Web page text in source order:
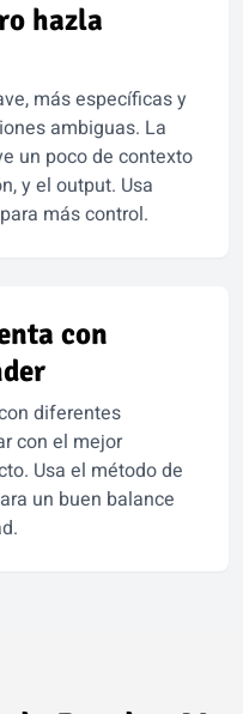
hazla
más específicas y
ambiguas. La
un poco de contexto
y el output. Usa
más control.
con
diferentes
con el mejor
Usa el método de
un buen balance